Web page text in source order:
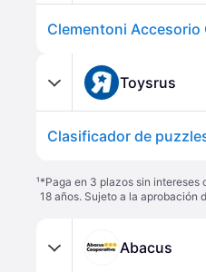
Toysrus
Clasificador de
¹*Paga en 3 plazos sin intereses
18 años. Sujeto a la aprobación
Abacus